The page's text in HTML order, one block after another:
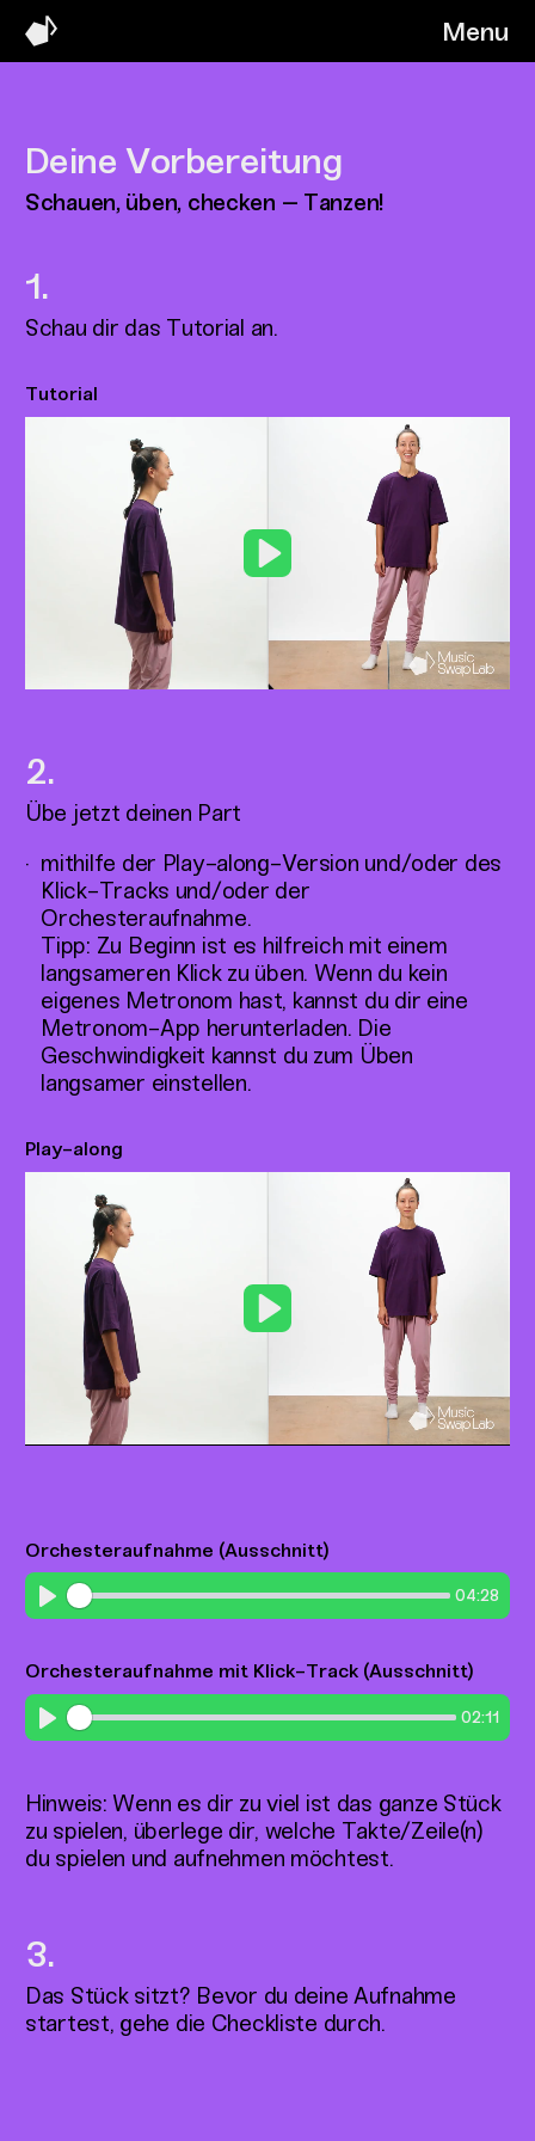
Menu
Deine Vorbereitung
Schauen, üben, checken – Tanzen!
Schau dir das Tutorial an.
Tutorial
Play
Übe jetzt deinen Part
mithilfe der Play-along-Version und/oder des
Klick-Tracks und/oder der
Orchesteraufnahme.
Tipp: Zu Beginn ist es hilfreich mit einem
langsameren Klick zu üben. Wenn du kein
eigenes Metronom hast, kannst du dir eine
Metronom-App herunterladen. Die
Geschwindigkeit kannst du zum Üben
langsamer einstellen.
Play-along
Play
Orchesteraufnahme (Ausschnitt)
Play
04:28
Orchesteraufnahme mit Klick-Track (Ausschnitt)
Play
02:11
Hinweis: Wenn es dir zu viel ist das ganze Stück
zu spielen, überlege dir, welche Takte/Zeile(n)
du spielen und aufnehmen möchtest.
Das Stück sitzt? Bevor du deine Aufnahme
startest, gehe die Checkliste durch.